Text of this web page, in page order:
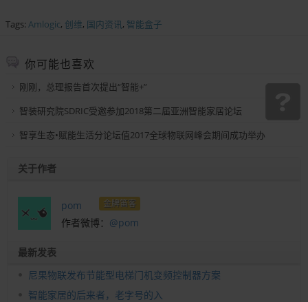
Tags: Amlogic, 创维, 国内资讯, 智能盒子
你可能也喜欢
刚刚，总理报告首次提出“智能+”
智装研究院SDRIC受邀参加2018第二届亚洲智能家居论坛
智享生态•赋能生活分论坛值2017全球物联网峰会期间成功举办
关于作者
pom 金牌笛客
作者微博： @pom
最新发表
尼果物联发布节能型电梯门机变频控制器方案
智能家居的后来者，老字号的入